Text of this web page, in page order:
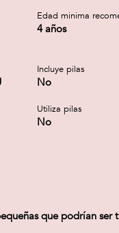
Edad minima
4 años
Incluye pilas
No
Utiliza pilas
No
que podrían ser